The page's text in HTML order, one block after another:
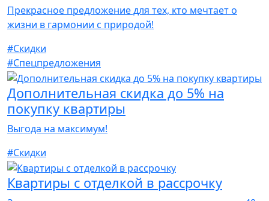
Прекрасное предложение для тех, кто мечтает о
жизни в гармонии с природой!
#Скидки
#Спецпредложения
Дополнительная скидка до 5% на
покупку квартиры
Выгода на максимум!
#Скидки
Квартиры с отделкой в рассрочку